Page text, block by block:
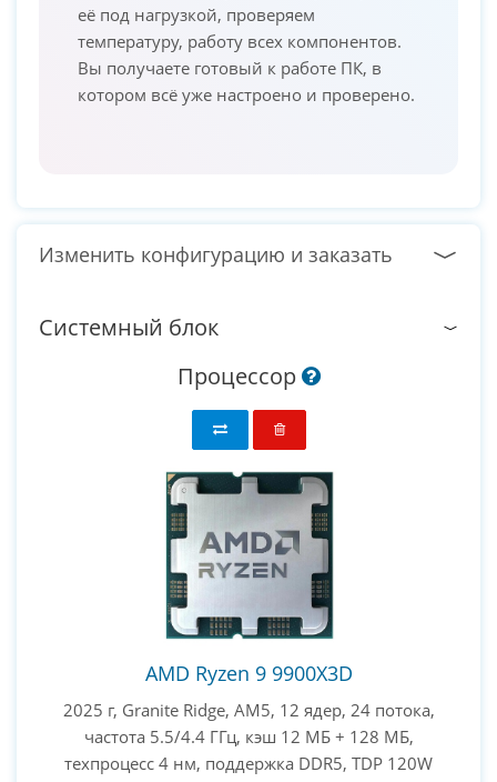
её под нагрузкой, проверяем
температуру, работу всех компонентов.
Вы получаете готовый к работе ПК, в
котором всё уже настроено и проверено.
Изменить конфигурацию и заказать
Системный блок
Процессор
AMD Ryzen 9 9900X3D
2025 г, Granite Ridge, AM5, 12 ядер, 24 потока,
частота 5.5/4.4 ГГц, кэш 12 МБ + 128 МБ,
техпроцесс 4 нм, поддержка DDR5, TDP 120W